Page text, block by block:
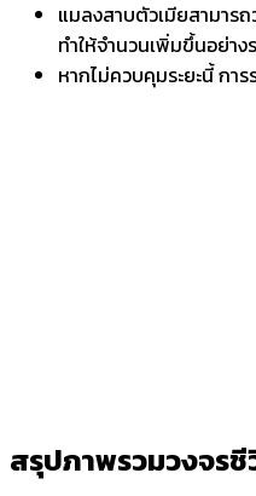
แมลงสาบตัวเมียสามารถ
ทำให้จำนวนเพิ่มขึ้นอย่าง
หากไม่ควบคุมระยะนี้ กา
สรุปภาพรวมวงจร